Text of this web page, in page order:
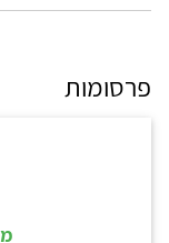
פרסומות